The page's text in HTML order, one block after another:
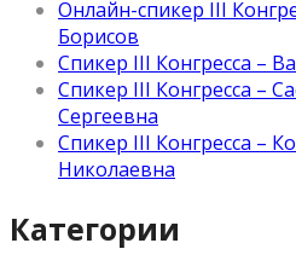
Онлайн-спикер III
Борисов
Спикер III Конгресса –
Спикер III Конгресса –
Сергеевна
Спикер III Конгресса –
Николаевна
Категории